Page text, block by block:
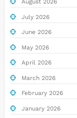
August 2026
July 2026
June 2026
May 2026
April 2026
March 2026
February 2026
January 2026